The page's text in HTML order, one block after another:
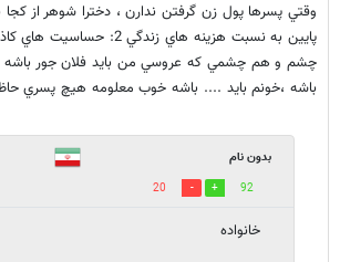
چشم و هم چشمي كه عروسي من بايد فلان جور باشه ،
باشه ،‌خونم بايد .... باشه خوب معلومه هيچ پسري
بدون نام
92
20
خانواده